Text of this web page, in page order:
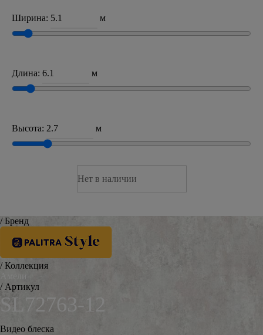
Ширина: м
Длина: м
Высота: м
Нет в наличии
/ Бренд
/ Коллекция
/ Артикул
SL72763-12
Видео блеска